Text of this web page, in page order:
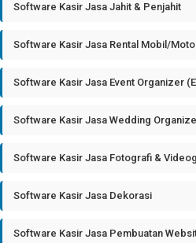
Software Kasir Jasa Jahit & Penjahit
Software Kasir Jasa Rental Mobil/
Software Kasir Jasa Event Organizer
Software Kasir Jasa Wedding
Software Kasir Jasa Fotografi &
Software Kasir Jasa Dekorasi
Software Kasir Jasa Pembuatan